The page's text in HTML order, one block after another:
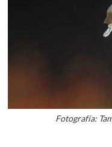
Fotografía: